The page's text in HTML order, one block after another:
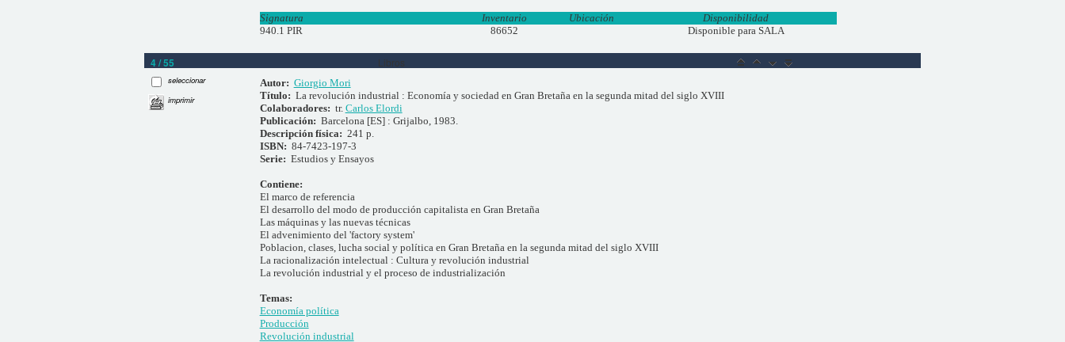
Signatura Inventario Ubicación
Disponibilidad
940.1 PIR
86652 Disponible para SALA
4 / 55 Libros
seleccionar
imprimir
Autor: Giorgio Mori
Título: La revolución industrial : Economía y sociedad en Gran Bretaña en la segunda mitad del siglo XVIII
Colaboradores: tr. Carlos Elordi
Publicación: Barcelona [ES] : Grijalbo, 1983.
Descripción física: 241 p.
ISBN: 84-7423-197-3
Serie: Estudios y Ensayos
Contiene:
El marco de referencia
El desarrollo del modo de producción capitalista en Gran Bretaña
Las máquinas y las nuevas técnicas
El advenimiento del 'factory system'
Poblacion, clases, lucha social y política en Gran Bretaña en la segunda mitad del siglo XVIII
La racionalización intelectual : Cultura y revolución industrial
La revolución industrial y el proceso de industrialización
Temas:
Economía política
Producción
Revolución industrial